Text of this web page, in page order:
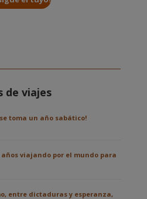
de viajes
toma un año sabático!
años viajando por el mundo para
entre dictaduras y esperanza,